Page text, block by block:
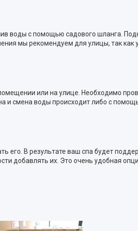
воды с помощью садового шланга.
мы рекомендуем для улицы, так как
или на улице. Необходимо
и смена воды происходит либо с
его. В результате ваш спа будет
добавлять их. Это очень удобная